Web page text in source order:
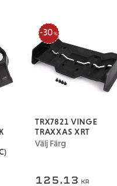
TRX7821 VINGE
TRAXXAS XRT
Välj Färg
125,13 KR
30 %